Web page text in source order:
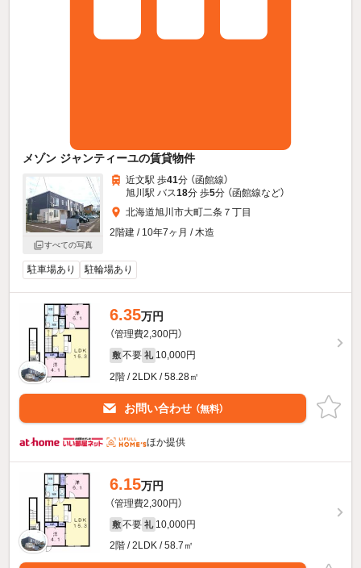
メゾン ジャンティーユの賃貸物件
すべての写真
近文駅 歩41分 （函館線）
旭川駅 バス18分 歩5分 （函館線など）
北海道旭川市大町二条７丁目
2階建 / 10年7ヶ月 / 木造
駐車場あり 駐輪場あり
6.35万円
（管理費2,300円）
敷 不要 礼 10,000円
2階 / 2LDK / 58.28㎡
お問い合わせ （無料）
ほか提供
6.15万円
（管理費2,300円）
敷 不要 礼 10,000円
2階 / 2LDK / 58.7㎡